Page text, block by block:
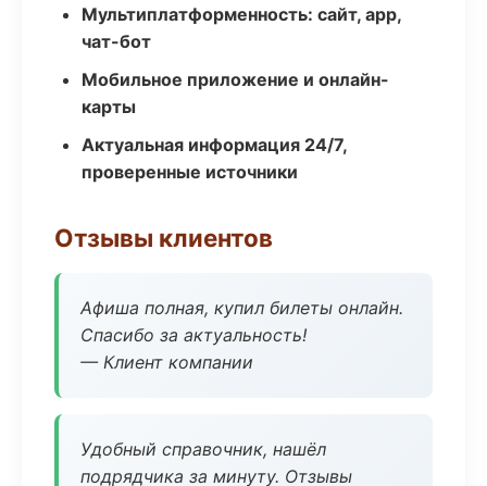
Мультиплатформенность: сайт, app,
чат-бот
Мобильное приложение и онлайн-
карты
Актуальная информация 24/7,
проверенные источники
Отзывы клиентов
Афиша полная, купил билеты онлайн.
Спасибо за актуальность!
— Клиент компании
Удобный справочник, нашёл
подрядчика за минуту. Отзывы